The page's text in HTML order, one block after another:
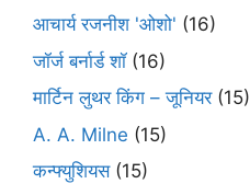
आचार्य रजनीश 'ओशो' (16)
जॉर्ज बर्नार्ड शॉ(16)
मार्टिन लुथर किंग – जूनियर(15)
A. A. Milne (15)
कन्फ्युशियस(15)